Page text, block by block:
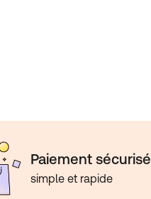
Paiement sécurisé
simple et rapide